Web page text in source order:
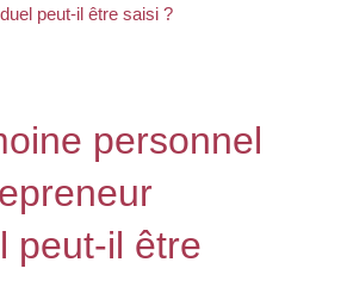
peut-il être saisi ?
personnel
peut-il être